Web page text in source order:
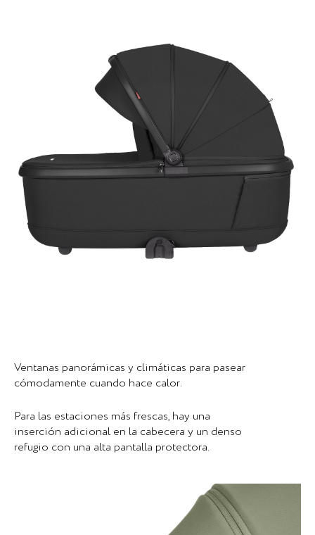
Ventanas panorámicas y climáticas para pasear
cómodamente cuando hace calor.
Para las estaciones más frescas, hay una
inserción adicional en la cabecera y un denso
refugio con una alta pantalla protectora.